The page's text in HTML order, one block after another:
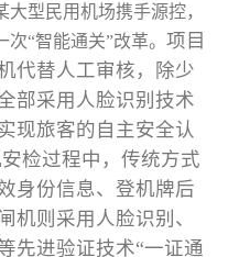
型民用机场携手源控，
“智能通关”改革。 项目
代替人工审核，除少
部采用人脸识别技术
现旅客的自主安全认
检过程中，传统方式
身份信息、登机牌后
机则采用人脸识别、
先进验证技术“一证通